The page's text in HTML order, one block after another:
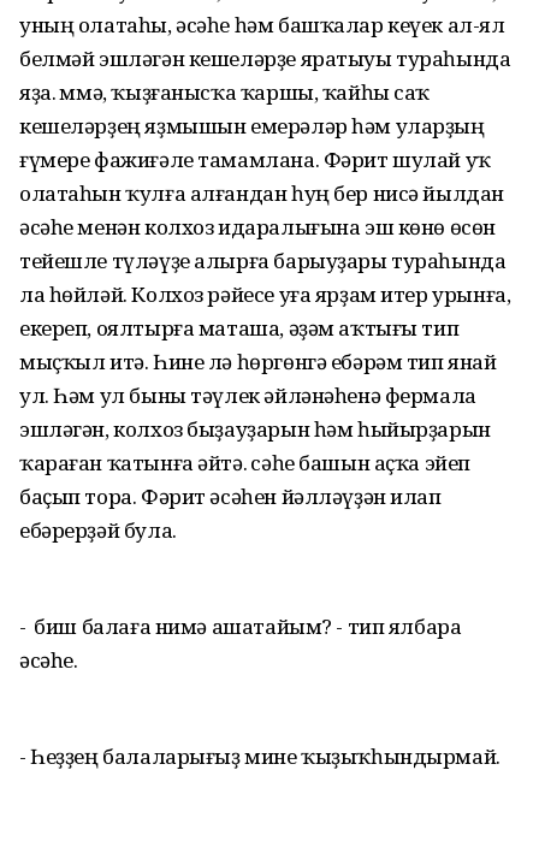
уның олатаһы, әсәһе һәм башҡалар кеүек ал-ял
белмәй эшләгән кешеләрҙе яратыуы тураһында
яҙа. Әммә, ҡыҙғанысҡа ҡаршы, ҡайһы саҡ
кешеләрҙең яҙмышын емерәләр һәм уларҙың
ғүмере фажиғәле тамамлана. Фәрит шулай уҡ
олатаһын ҡулға алғандан һуң бер нисә йылдан
әсәһе менән колхоз идаралығына эш көнө өсөн
тейешле түләүҙе алырға барыуҙары тураһында
ла һөйләй. Колхоз рәйесе уға ярҙам итер урынға,
екереп, оялтырға маташа, әҙәм аҡтығы тип
мыҫҡыл итә. Һине лә һөргөнгә ебәрәм тип янай
ул. Һәм ул быны тәүлек әйләнәһенә фермала
эшләгән, колхоз быҙауҙарын һәм һыйырҙарын
ҡараған ҡатынға әйтә. Әсәһе башын аҫҡа эйеп
баҫып тора. Фәрит әсәһен йәлләүҙән илап
ебәрерҙәй була.
- Ә биш балаға нимә ашатайым? - тип ялбара
әсәһе.
- Һеҙҙең балаларығыҙ мине ҡыҙыҡһындырмай.